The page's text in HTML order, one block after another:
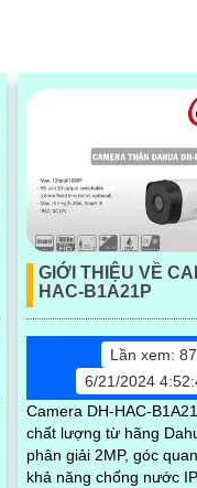
GIỚI THIỆU VỀ
HAC-B1A21P
Lần xem:
6/21/2024
Camera DH-HAC-
chất lượng từ hãng Dahua.
phân giải 2MP, góc
khả năng chống nước